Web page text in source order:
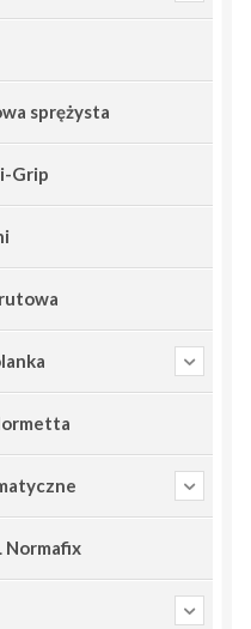
sprężysta
Grip
Normafix